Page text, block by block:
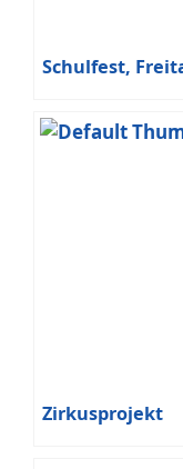
Schulfest,
Zirkusprojekt